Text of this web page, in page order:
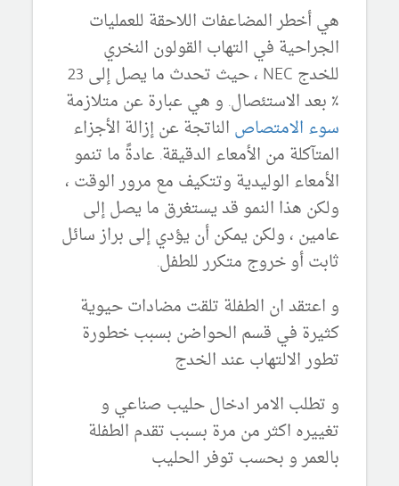
هي أخطر المضاعفات اللاحقة للعمليات
الجراحية في التهاب القولون النخري
للخدج NEC ، حيث تحدث ما يصل إلى 23
٪ بعد الاستئصال. و هي عبارة عن متلازمة
سوء الامتصاص الناتجة عن إزالة الأجزاء
المتآكلة من الأمعاء الدقيقة. عادةً ما تنمو
الأمعاء الوليدية وتتكيف مع مرور الوقت ،
ولكن هذا النمو قد يستغرق ما يصل إلى
عامين ، ولكن يمكن أن يؤدي إلى براز سائل
ثابت أو خروج متكرر للطفل.
و اعتقد ان الطفلة تلقت مضادات حيوية
كثيرة في قسم الحواضن بسبب خطورة
تطور الالتهاب عند الخدج
و تطلب الامر ادخال حليب صناعي و
تغييره اكثر من مرة بسبب تقدم الطفلة
بالعمر و بحسب توفر الحليب